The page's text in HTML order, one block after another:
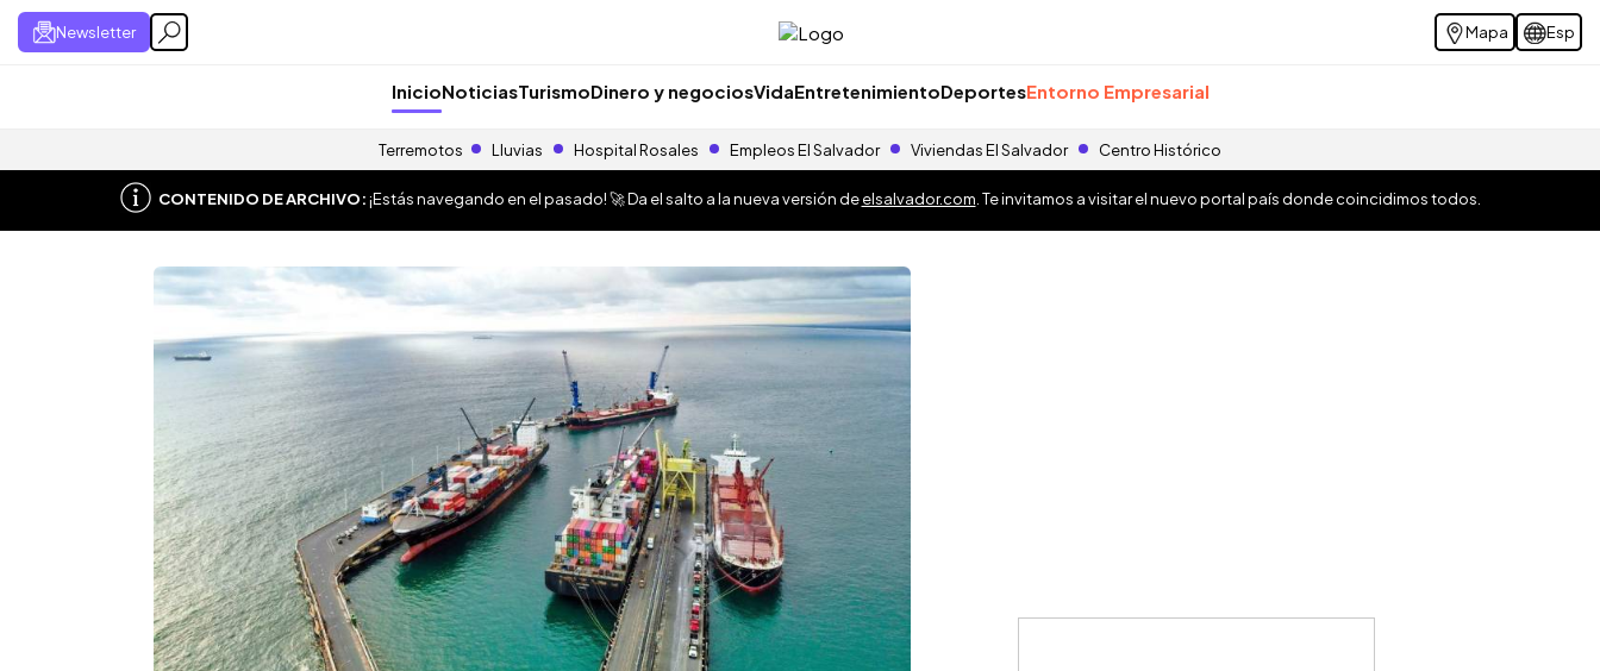
Newsletter Mapa Esp
InicioNoticiasTurismoDinero y negociosVidaEntretenimientoDeportesEntorno Empresarial
Terremotos Lluvias Hospital Rosales Empleos El Salvador Viviendas El Salvador Centro Histórico
CONTENIDO DE ARCHIVO:¡Estás navegando en el pasado! 🚀 Da el salto a la nueva versión deelsalvador.com . Te invitamos a visitar el nuevo portal país donde coincidimos todos.